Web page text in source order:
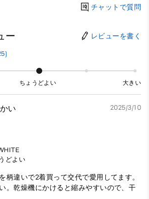
チャットで質問
ー レビューを書く
ちょうどよい 大きい
い 2025/3/10
どよい
柄違いで2着買って交代で愛用してます。
。乾燥機にかけると縮みやすいので、干